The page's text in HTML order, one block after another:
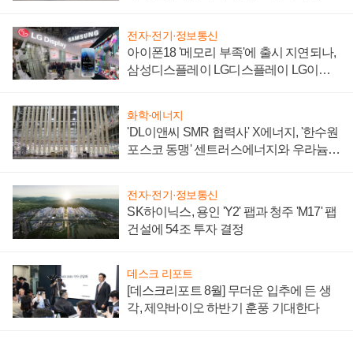
전자·전기·정보통신
아이폰18 '메모리 부족'에 출시 지연되나,
삼성디스플레이 LG디스플레이 LG이노
화학·에너지
'DL이앤씨 SMR 협력사' X에너지, '한수원
포스코 동맹' 센트러스에너지와 우라늄
전자·전기·정보통신
SK하이닉스, 용인 'Y2' 팹과 청주 'M17' 팹
건설에 54조 투자 결정
데스크 리포트
[데스크리포트 8월] 무더운 입추에 든 생
각, 제약바이오 하반기 훈풍 기대한다